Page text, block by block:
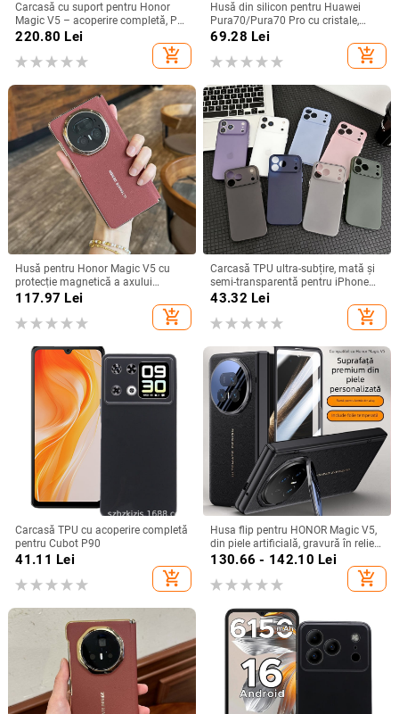
Carcasă cu suport pentru Honor
Magic V5 – acoperire completă, PC
mat, anti-cădere, anti-amprente
220.80 Lei
add_shopping_cart
Husă din silicon pentru Huawei
Pura70/Pura70 Pro cu cristale,
transparentă, estetică, suport
încorporat și disipare a căldurii
69.28 Lei
add_shopping_cart
Husă pentru Honor Magic V5 cu
protecție magnetică a axului
central, acoperire completă a
electroplacare, protecție anti-cădere
117.97 Lei
add_shopping_cart
Carcasă TPU ultra-subțire, mată și
semi-transparentă pentru iPhone
11/12/14/15/16/17 Pro Max,
protecție împotriva căderilor, anti-
amprente
43.32 Lei
add_shopping_cart
Carcasă TPU cu acoperire completă
pentru Cubot P90
41.11 Lei
add_shopping_cart
Husa flip pentru HONOR Magic V5,
din piele artificială, gravură în relief,
stil Ins, anti-cadere
130.66 - 142.10 Lei
add_shopping_cart